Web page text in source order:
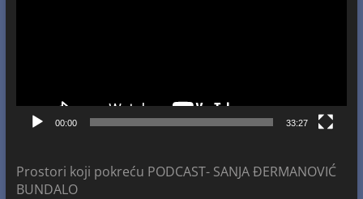
00:00 33:27
Prostori koji pokreću PODCAST- SANJA ĐERMANOVIĆ
BUNDALO